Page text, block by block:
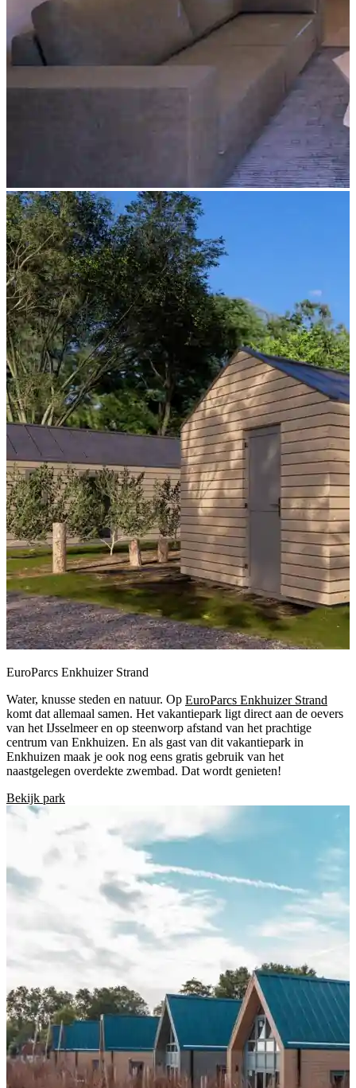
EuroParcs Enkhuizer Strand
Water, knusse steden en natuur. Op EuroParcs Enkhuizer Strand
komt dat allemaal samen. Het vakantiepark ligt direct aan de oevers
van het IJsselmeer en op steenworp afstand van het prachtige
centrum van Enkhuizen. En als gast van dit vakantiepark in
Enkhuizen maak je ook nog eens gratis gebruik van het
naastgelegen overdekte zwembad. Dat wordt genieten!
Bekijk park